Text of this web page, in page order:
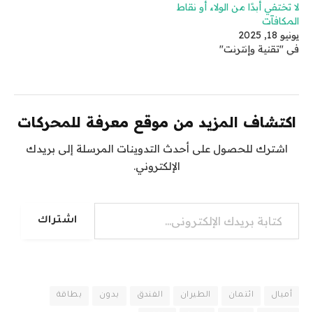
لا تختفي أبدًا من الولاء أو نقاط
المكافآت
يونيو 18, 2025
في "تقنية وإنترنت"
اكتشاف المزيد من موقع معرفة للمحركات
اشترك للحصول على أحدث التدوينات المرسلة إلى بريدك
الإلكتروني.
كتابة بريدك الإلكتروني...
اشتراك
أميال ائتمان الطيران الفندق بدون بطاقة